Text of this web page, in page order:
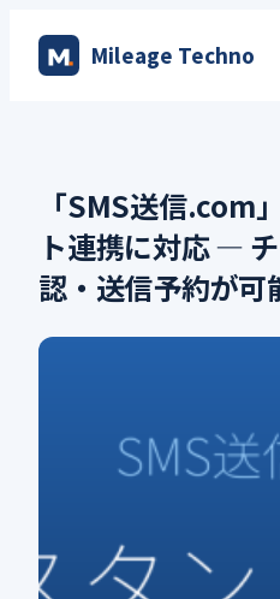
Mileage Techno
「SMS送信.com
ト連携に対応 ―
認・送信予約が可